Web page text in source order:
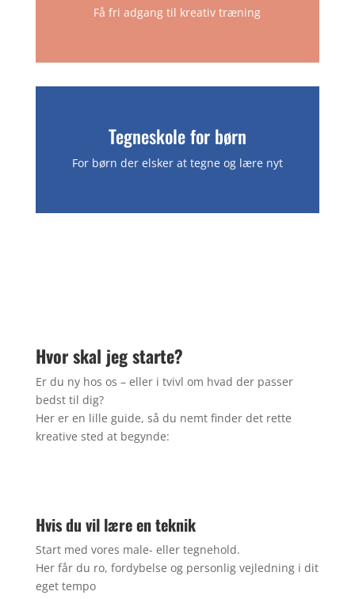
Få fri adgang til kreativ træning
Tegneskole for børn
For børn der elsker at tegne og lære nyt
Hvor skal jeg starte?
Er du ny hos os – eller i tvivl om hvad der passer
bedst til dig?
Her er en lille guide, så du nemt finder det rette
kreative sted at begynde:
Hvis du vil lære en teknik
Start med vores male- eller tegnehold.
Her får du ro, fordybelse og personlig vejledning i dit
eget tempo